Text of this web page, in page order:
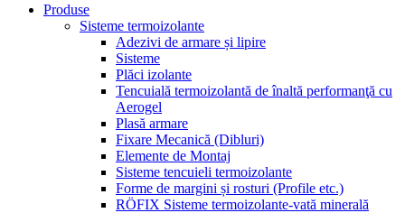
Produse
Sisteme termoizolante
Adezivi de armare și lipire
Sisteme
Plăci izolante
Tencuială termoizolantă de înaltă performanţă cu
Aerogel
Plasă armare
Fixare Mecanică (Dibluri)
Elemente de Montaj
Sisteme tencuieli termoizolante
Forme de margini și rosturi (Profile etc.)
RÖFIX Sisteme termoizolante-vată minerală